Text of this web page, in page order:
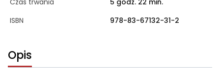
Czas trwania
5 godz. 22 min.
ISBN
978-83-67132-31-2
Opis